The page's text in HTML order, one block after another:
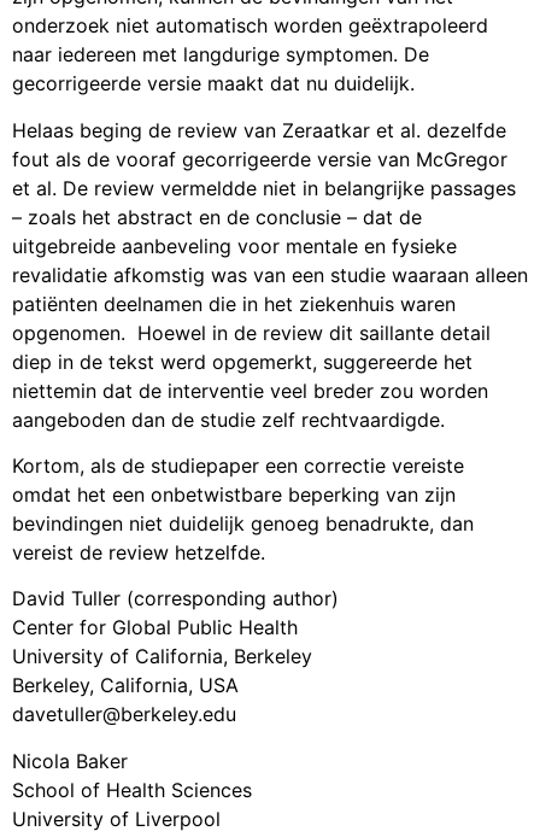
onderzoek niet automatisch worden geëxtrapoleerd
naar iedereen met langdurige symptomen. De
gecorrigeerde versie maakt dat nu duidelijk.
Helaas beging de review van Zeraatkar et al. dezelfde
fout als de vooraf gecorrigeerde versie van McGregor
et al. De review vermeldde niet in belangrijke passages
– zoals het abstract en de conclusie – dat de
uitgebreide aanbeveling voor mentale en fysieke
revalidatie afkomstig was van een studie waaraan alleen
patiënten deelnamen die in het ziekenhuis waren
opgenomen. Hoewel in de review dit saillante detail
diep in de tekst werd opgemerkt, suggereerde het
niettemin dat de interventie veel breder zou worden
aangeboden dan de studie zelf rechtvaardigde.
Kortom, als de studiepaper een correctie vereiste
omdat het een onbetwistbare beperking van zijn
bevindingen niet duidelijk genoeg benadrukte, dan
vereist de review hetzelfde.
David Tuller (corresponding author)
Center for Global Public Health
University of California, Berkeley
Berkeley, California, USA
davetuller@berkeley.edu
Nicola Baker
School of Health Sciences
University of Liverpool